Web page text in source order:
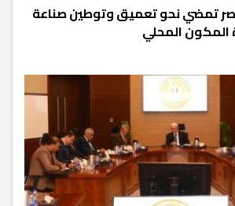
تمضي نحو تعميق وتوطين صناعة
المكون المحلي